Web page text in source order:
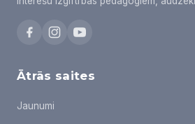
Ātrās saites
Jaunumi